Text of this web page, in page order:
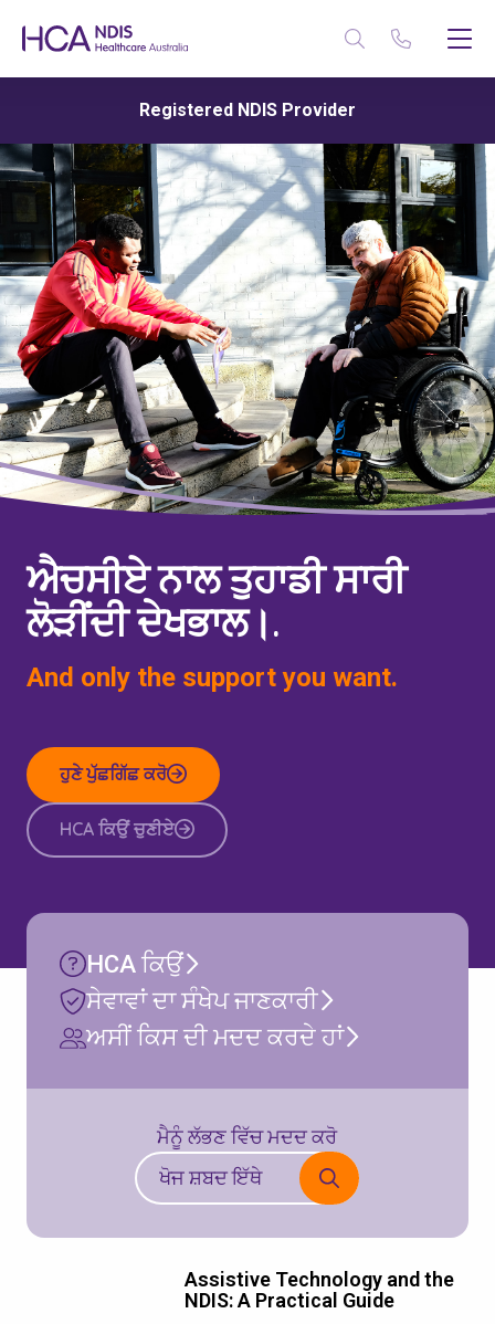
Registered NDIS Provider
ਐਚਸੀਏ ਨਾਲ ਤੁਹਾਡੀ ਸਾਰੀ
ਲੋੜੀਂਦੀ ਦੇਖਭਾਲ।.
And only the support you want.
ਹੁਣੇ ਪੁੱਛਗਿੱਛ ਕਰੋ
HCA ਕਿਉਂ ਚੁਣੀਏ
HCA ਕਿਉਂ
ਸੇਵਾਵਾਂ ਦਾ ਸੰਖੇਪ ਜਾਣਕਾਰੀ
ਅਸੀਂ ਕਿਸ ਦੀ ਮਦਦ ਕਰਦੇ ਹਾਂ
ਮੈਨੂੰ ਲੱਭਣ ਵਿੱਚ ਮਦਦ ਕਰੋ
Assistive Technology and the
NDIS: A Practical Guide